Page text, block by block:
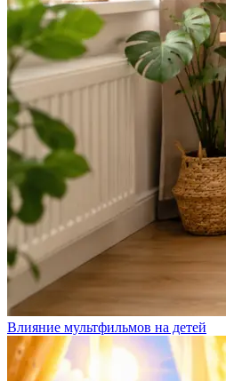
Влияние мультфильмов на детей